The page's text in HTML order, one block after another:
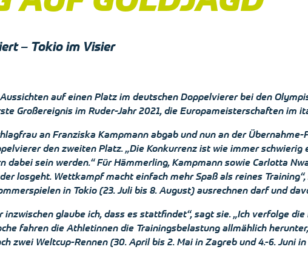
– Tokio im Visier
auf einen Platz im deutschen Doppelvierer bei den
Großereignis im Ruder-Jahr 2021, die Europameisterschaften im
an Franziska Kampmann abgab und nun an der
den zweiten Platz. „Die Konkurrenz ist wie immer
dabei sein werden.“ Für Hämmerling, Kampmann sowie Carlotta
losgeht. Wettkampf macht einfach mehr Spaß als reines
in Tokio (23. Juli bis 8. August) ausrechnen darf und
inzwischen glaube ich, dass es stattfindet“, sagt sie. „Ich verfolge
fahren die Athletinnen die Trainingsbelastung allmählich
zwei Weltcup-Rennen (30. April bis 2. Mai in Zagreb und 4.-6.